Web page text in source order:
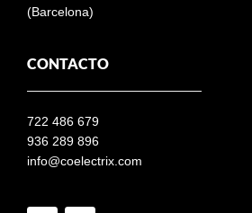
(Barcelona)
CONTACTO
722 486 679
936 289 896
info@coelectrix.com